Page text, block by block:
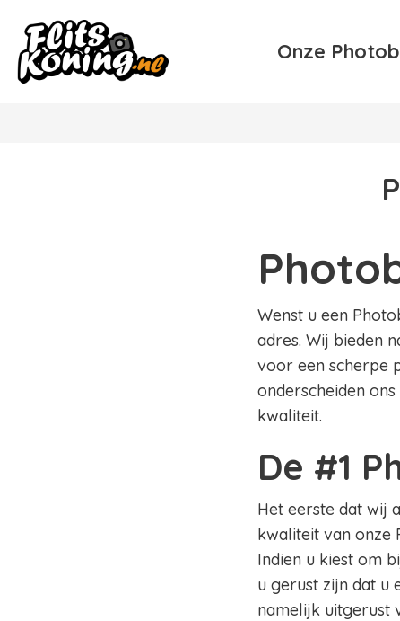
Onze
Wenst u een
adres. Wij bieden
voor een scherpe
onderscheiden
kwaliteit.
De #1
Het eerste dat wij
kwaliteit van onze
Indien u kiest om
u gerust zijn dat u
namelijk uitgerust